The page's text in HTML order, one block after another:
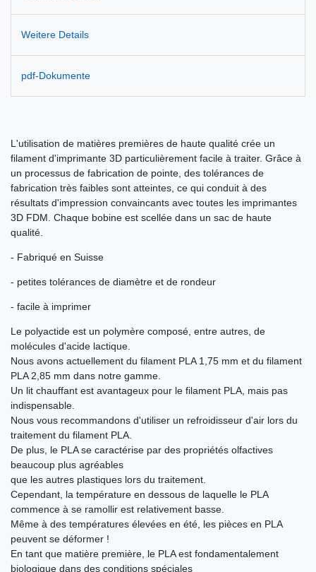
Weitere Details
pdf-Dokumente
L'utilisation de matières premières de haute qualité crée un
filament d'imprimante 3D particulièrement facile à traiter. Grâce à
un processus de fabrication de pointe, des tolérances de
fabrication très faibles sont atteintes, ce qui conduit à des
résultats d'impression convaincants avec toutes les imprimantes
3D FDM. Chaque bobine est scellée dans un sac de haute
qualité.
- Fabriqué en Suisse
- petites tolérances de diamètre et de rondeur
- facile à imprimer
Le polyactide est un polymère composé, entre autres, de
molécules d'acide lactique.
Nous avons actuellement du filament PLA 1,75 mm et du filament
PLA 2,85 mm dans notre gamme.
Un lit chauffant est avantageux pour le filament PLA, mais pas
indispensable.
Nous vous recommandons d'utiliser un refroidisseur d'air lors du
traitement du filament PLA.
De plus, le PLA se caractérise par des propriétés olfactives
beaucoup plus agréables
que les autres plastiques lors du traitement.
Cependant, la température en dessous de laquelle le PLA
commence à se ramollir est relativement basse.
Même à des températures élevées en été, les pièces en PLA
peuvent se déformer !
En tant que matière première, le PLA est fondamentalement
biologique dans des conditions spéciales